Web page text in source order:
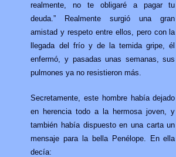
realmente, no te obligaré a pagar tu
deuda.” Realmente surgió una gran
amistad y respeto entre ellos, pero con la
llegada del frío y de la temida gripe, él
enfermó, y pasadas unas semanas, sus
pulmones ya no resistieron más.
Secretamente, este hombre había dejado
en herencia todo a la hermosa joven, y
también había dispuesto en una carta un
mensaje para la bella Penélope. En ella
decía: